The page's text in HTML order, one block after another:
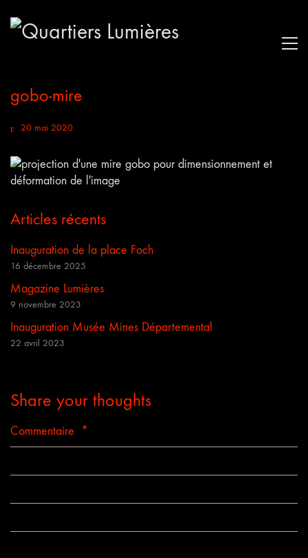
gobo-mire
20 mai 2020
Articles récents
Inauguration de la place Foch
16 décembre 2025
Magazine Lumières
9 novembre 2023
Inauguration Musée Mines Départemental
22 avril 2023
Share your thoughts
Commentaire *